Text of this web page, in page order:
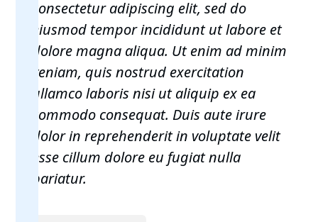
consectetur adipiscing elit, sed do
eiusmod tempor incididunt ut labore et
dolore magna aliqua. Ut enim ad minim
veniam, quis nostrud exercitation
ullamco laboris nisi ut aliquip ex ea
commodo consequat. Duis aute irure
dolor in reprehenderit in voluptate velit
esse cillum dolore eu fugiat nulla
pariatur.